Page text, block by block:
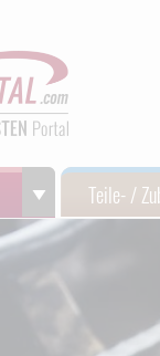
Teile- /